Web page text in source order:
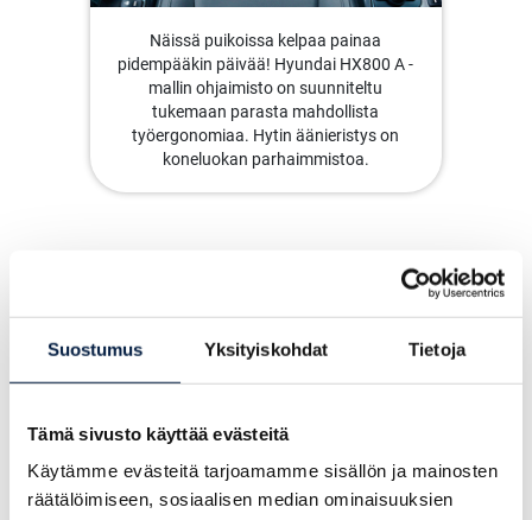
Suostumus Yksityiskohdat Tietoja
Tämä sivusto käyttää evästeitä
Käytämme evästeitä tarjoamamme sisällön ja mainosten
räätälöimiseen, sosiaalisen median ominaisuuksien
Näissä puikoissa kelpaa painaa
pidempääkin päivää! Hyundai HX800 A -
mallin ohjaimisto on suunniteltu
tukemaan parasta mahdollista
työergonomiaa. Hytin äänieristys on
koneluokan parhaimmistoa.
Jätä yhteydenottopyyntö
Yritys